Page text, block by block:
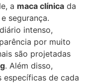
a maca clínica da
segurança.
intenso,
por muito
são projetadas
. Além disso,
específicas de cada